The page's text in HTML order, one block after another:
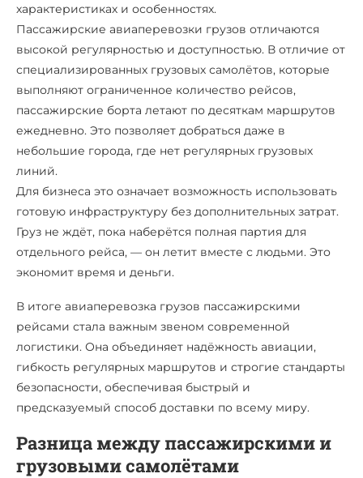
характеристиках и особенностях.
Пассажирские авиаперевозки грузов отличаются
высокой регулярностью и доступностью. В отличие от
специализированных грузовых самолётов, которые
выполняют ограниченное количество рейсов,
пассажирские борта летают по десяткам маршрутов
ежедневно. Это позволяет добраться даже в
небольшие города, где нет регулярных грузовых
линий.
Для бизнеса это означает возможность использовать
готовую инфраструктуру без дополнительных затрат.
Груз не ждёт, пока наберётся полная партия для
отдельного рейса, — он летит вместе с людьми. Это
экономит время и деньги.
В итоге авиаперевозка грузов пассажирскими
рейсами стала важным звеном современной
логистики. Она объединяет надёжность авиации,
гибкость регулярных маршрутов и строгие стандарты
безопасности, обеспечивая быстрый и
предсказуемый способ доставки по всему миру.
Разница между пассажирскими и
грузовыми самолётами